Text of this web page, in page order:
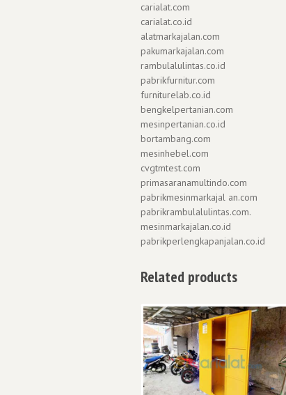
carialat.com
carialat.co.id
alatmarkajalan.com
pakumarkajalan.com
rambulalulintas.co.id
pabrikfurnitur.com
furniturelab.co.id
bengkelpertanian.com
mesinpertanian.co.id
bortambang.com
mesinhebel.com
cvgtmtest.com
primasaranamultindo.com
pabrikmesinmarkajal an.com
pabrikrambulalulintas.com.
mesinmarkajalan.co.id
pabrikperlengkapanjalan.co.id
Related products